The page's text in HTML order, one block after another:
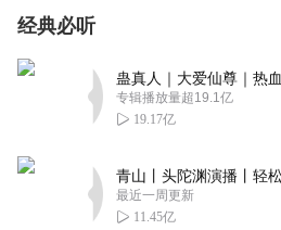
PALE_九生
2020-09-01
多更新点嘛，太少了，看不够
回复 2020-08-25
经典必听
专辑播放量超19.1亿
19.17亿
最近一周更新
11.45亿